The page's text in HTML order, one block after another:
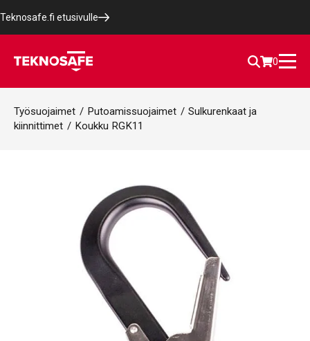
Teknosafe.fi etusivulle
0
Työsuojaimet / Putoamissuojaimet / Sulkurenkaat ja
kiinnittimet / Koukku RGK11